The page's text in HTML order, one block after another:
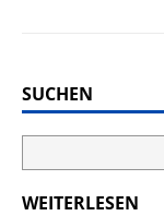
SUCHEN
WEITERLESEN